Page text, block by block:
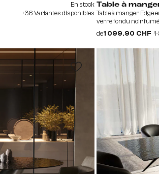
En stock
+36 Variantes disponibles
Table à
Table à manger Edge
verre fondu noir fumé
noir
de1 099.90 CHF